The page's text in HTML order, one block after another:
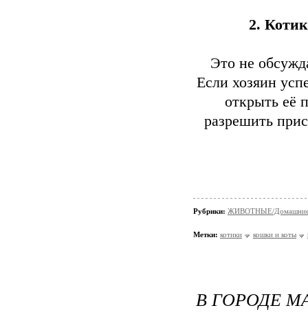
2.
Это не
Если хозяин
открыть её
разрешить
Рубрики: ЖИВОТНЫЕ/Домашние
Метки: котики кошки и коты
В ГОРОДЕ